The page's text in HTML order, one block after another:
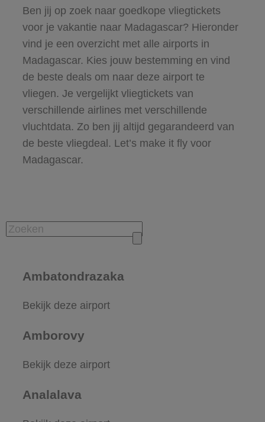
Ben jij op zoek naar goedkope vliegtickets
voor je vakantie naar Madagascar? Hieronder
vind je een overzicht met alle airports in
Madagascar. Kies jouw bestemming en vind
de beste deals om naar deze airport te
vliegen. Je vergelijkt vliegtickets van
verschillende airlines met verschillende
vluchtdata. Zo ben jij altijd gegarandeerd van
de beste vliegdeal. Let’s make it fly voor
Madagascar.
Ambatondrazaka
Bekijk deze airport
Amborovy
Bekijk deze airport
Analalava